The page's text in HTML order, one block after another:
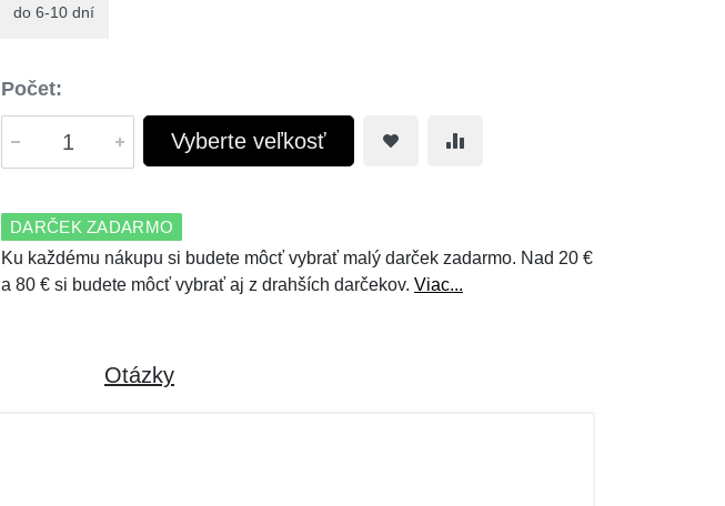
do 6-10 dní
Počet:
Vyberte veľkosť
DARČEK ZADARMO
Ku každému nákupu si budete môcť vybrať malý darček zadarmo. Nad 20 €
a 80 € si budete môcť vybrať aj z drahších darčekov. Viac...
Otázky